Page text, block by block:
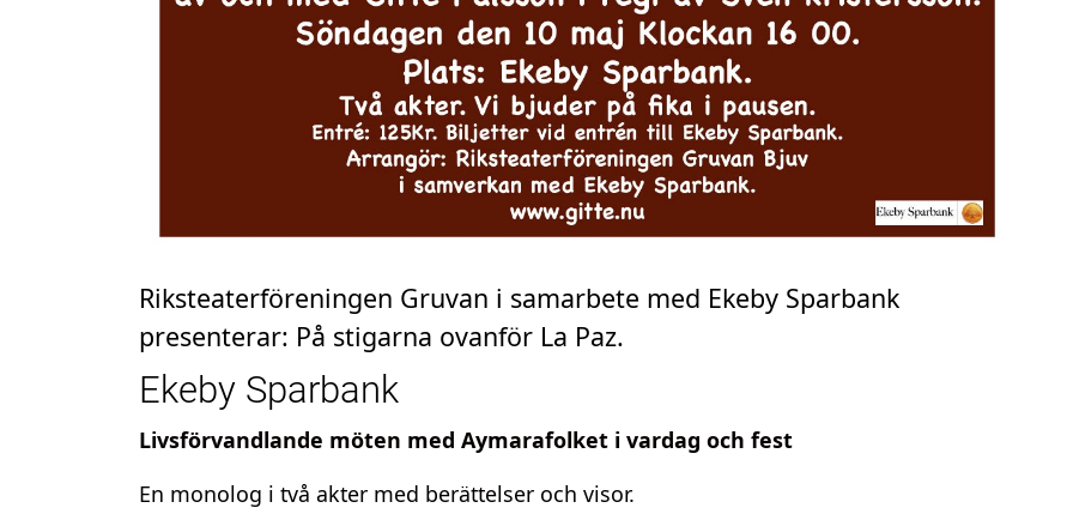
Riksteaterföreningen Gruvan i samarbete med Ekeby Sparbank
presenterar: På stigarna ovanför La Paz.
Ekeby Sparbank
Livsförvandlande möten med Aymarafolket i vardag och fest
En monolog i två akter med berättelser och visor.